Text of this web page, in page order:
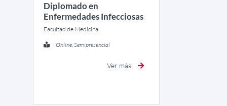
Diplomado en
Enfermedades Infecciosas
Facultad de Medicina
Online, Semipresencial
Ver más